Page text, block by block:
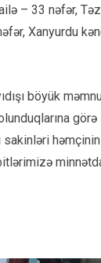
– 33 nəfər,
Xanyurdu
böyük